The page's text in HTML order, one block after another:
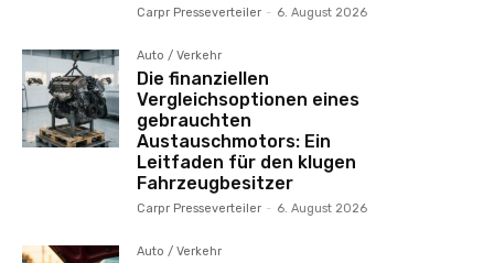
Carpr Presseverteiler - 6. August 2026
Auto / Verkehr
Die finanziellen
Vergleichsoptionen eines
gebrauchten
Austauschmotors: Ein
Leitfaden für den klugen
Fahrzeugbesitzer
Carpr Presseverteiler - 6. August 2026
Auto / Verkehr